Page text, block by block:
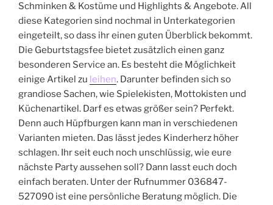
Schminken & Kostüme und Highlights & Angebote. All
diese Kategorien sind nochmal in Unterkategorien
eingeteilt, so dass ihr einen guten Überblick bekommt.
Die Geburtstagsfee bietet zusätzlich einen ganz
besonderen Service an. Es besteht die Möglichkeit
einige Artikel zu leihen. Darunter befinden sich so
grandiose Sachen, wie Spielekisten, Mottokisten und
Küchenartikel. Darf es etwas größer sein? Perfekt.
Denn auch Hüpfburgen kann man in verschiedenen
Varianten mieten. Das lässt jedes Kinderherz höher
schlagen. Ihr seit euch noch unschlüssig, wie eure
nächste Party aussehen soll? Dann lasst euch doch
einfach beraten. Unter der Rufnummer 036847-
527090 ist eine persönliche Beratung möglich. Die